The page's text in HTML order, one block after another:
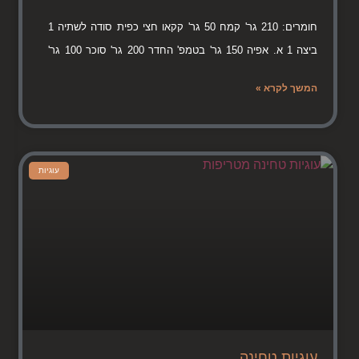
חומרים: 210 גר' קמח 50 גר' קקאו חצי כפית סודה לשתיה 1
ביצה 1 א. אפיה 150 גר' בטמפ' החדר 200 גר' סוכר 100 גר'
המשך לקרא »
עוגיות